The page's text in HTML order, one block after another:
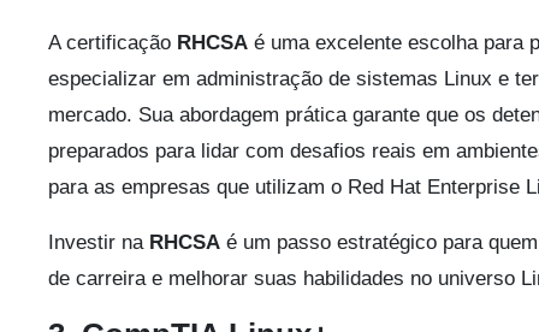
A certificação RHCSA é uma excelente escolha para
especializar em administração de sistemas Linux e
mercado. Sua abordagem prática garante que os
preparados para lidar com desafios reais em
para as empresas que utilizam o Red Hat Enterprise
Investir na RHCSA é um passo estratégico para
de carreira e melhorar suas habilidades no universo